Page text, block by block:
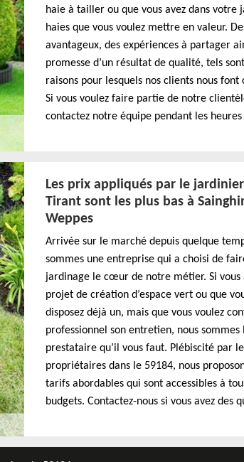
haie à tailler ou que vous avez dans votre
haies que vous voulez mettre en valeur.
avantageux, des expériences à partager
promesse d’un résultat de qualité, tels
raisons pour lesquels nos clients nous font
Si vous voulez faire partie de notre
contactez notre équipe pendant les
Les prix appliqués par le
Tirant sont les plus bas à
Weppes
Arrivée sur le marché depuis quelque
sommes une entreprise qui a choisi de
jardinage le cœur de notre métier. Si vous
projet de création d’espace vert ou que
disposez déjà un, mais que vous voulez
professionnel son entretien, nous sommes
prestataire qu’il vous faut. Plébiscité par
propriétaires dans le 59184, nous
tarifs abordables qui sont accessibles à
budgets. Contactez-nous si vous avez des